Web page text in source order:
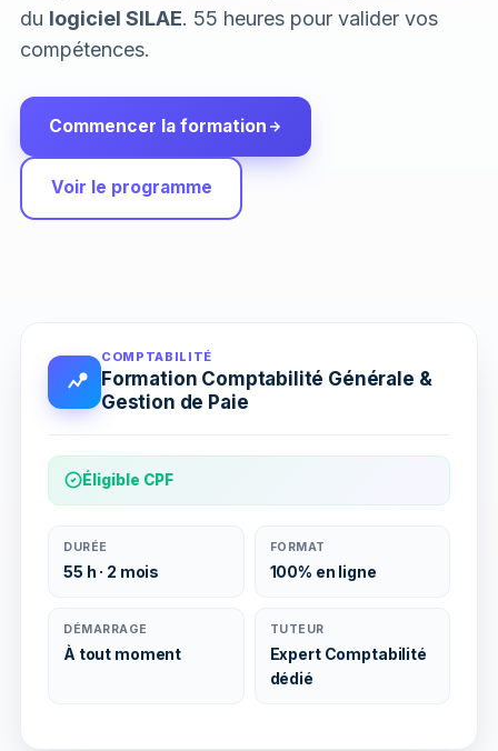
du logiciel SILAE. 55 heures pour valider vos
compétences.
Commencer la formation
Voir le programme
COMPTABILITÉ
Formation Comptabilité Générale &
Gestion de Paie
Éligible CPF
DURÉE
55 h · 2 mois
FORMAT
100% en ligne
DÉMARRAGE
À tout moment
TUTEUR
Expert Comptabilité
dédié